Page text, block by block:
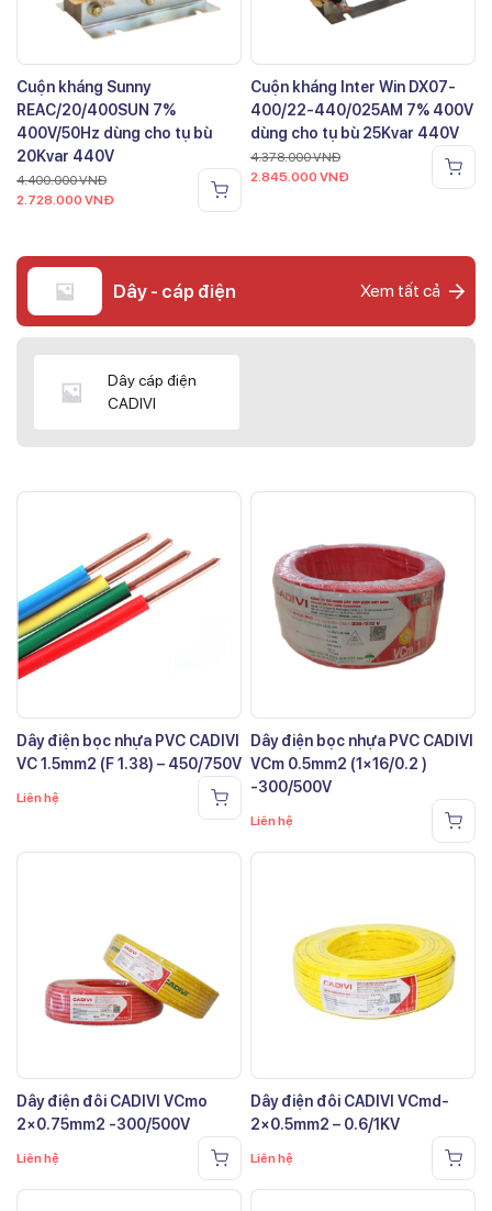
Cuộn kháng Sunny
REAC/20/400SUN 7%
400V/50Hz dùng cho tụ bù
20Kvar 440V
4.400.000VNĐ
2.728.000 VNĐ
Cuộn kháng Inter Win DX07-
400/22-440/025AM 7% 400V
dùng cho tụ bù 25Kvar 440V
4.378.000VNĐ
2.845.000 VNĐ
Dây - cáp điện Xem tất cả
Dây cáp điện
CADIVI
Dây điện bọc nhựa PVC CADIVI
VC 1.5mm2 (F 1.38) – 450/750V
Liên hệ
Dây điện bọc nhựa PVC CADIVI
VCm 0.5mm2 (1×16/0.2 )
-300/500V
Liên hệ
Dây điện đôi CADIVI VCmo
2×0.75mm2 -300/500V
Liên hệ
Dây điện đôi CADIVI VCmd-
2×0.5mm2 – 0.6/1KV
Liên hệ